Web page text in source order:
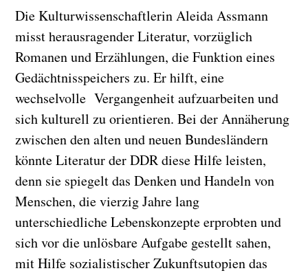
Die Kulturwissenschaftlerin Aleida Assmann
misst herausragender Literatur, vorzüglich
Romanen und Erzählungen, die Funktion eines
Gedächtnisspeichers zu. Er hilft, eine
wechselvolle Vergangenheit aufzuarbeiten und
sich kulturell zu orientieren. Bei der Annäherung
zwischen den alten und neuen Bundesländern
könnte Literatur der DDR diese Hilfe leisten,
denn sie spiegelt das Denken und Handeln von
Menschen, die vierzig Jahre lang
unterschiedliche Lebenskonzepte erprobten und
sich vor die unlösbare Aufgabe gestellt sahen,
mit Hilfe sozialistischer Zukunftsutopien das